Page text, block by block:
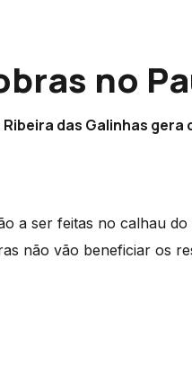
no
das Galinhas
a ser feitas no calhau
não vão beneficiar os